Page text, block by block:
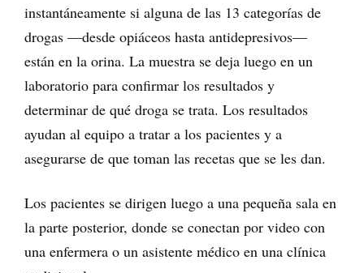
instantáneamente si alguna de las 13 categorías de
drogas —desde opiáceos hasta antidepresivos—
están en la orina. La muestra se deja luego en un
laboratorio para confirmar los resultados y
determinar de qué droga se trata. Los resultados
ayudan al equipo a tratar a los pacientes y a
asegurarse de que toman las recetas que se les dan.
Los pacientes se dirigen luego a una pequeña sala en
la parte posterior, donde se conectan por video con
una enfermera o un asistente médico en una clínica